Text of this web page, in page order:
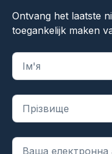
Ontvang het laatste
toegankelijk maken
"*" вказує на